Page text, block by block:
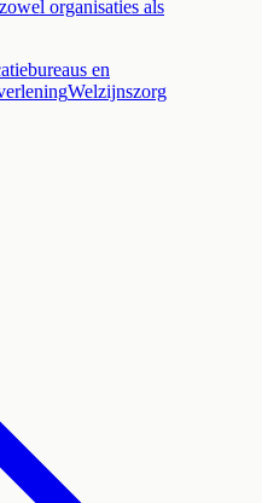
organisaties als
en
Welzijnszorg